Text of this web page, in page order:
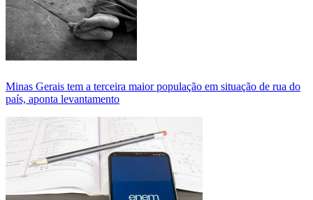
Minas Gerais tem a terceira maior população em situação de rua do
país, aponta levantamento